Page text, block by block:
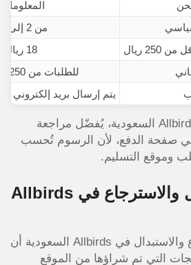
من 2 إلى 4 أيام عمل
ريال
18 ريال سعودي
للطلبات من 250 ريال سعودي فأكثر
يتم إرسال بريد
قبل تأكيد الطلب من Allbirds السعودية، يُفضّل مراجعة
في صفحة الدفع، لأن الرسوم تُحسب
وموقع التسليم.
سياسة الاستبدال والاسترجاع في Allbirds
توضح صفحة الاسترجاع والاستبدال في Allbirds السعودية أن
التي تم شراؤها من الموقع